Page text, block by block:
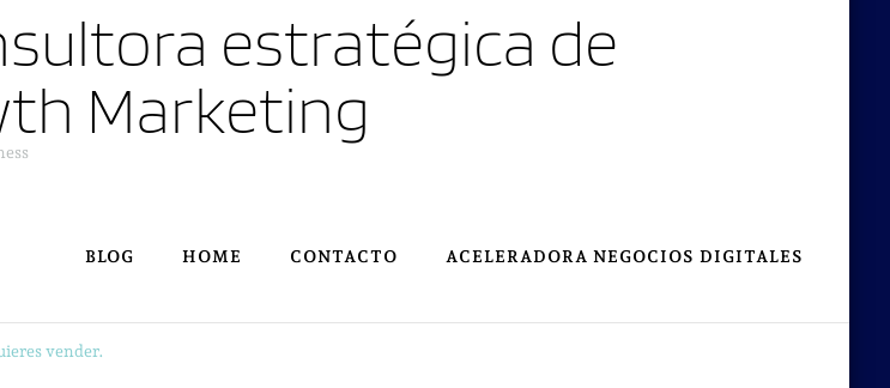
estratégica de
Marketing
BLOG HOME CONTACTO ACELERADORA NEGOCIOS DIGITALES
vender.